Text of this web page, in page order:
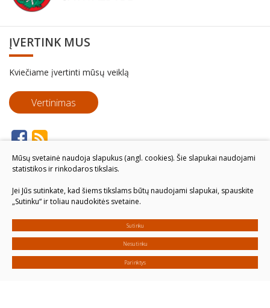
ĮVERTINK MUS
Kviečiame įvertinti mūsų veiklą
Vertinimas
Mūsų svetainė naudoja slapukus (angl. cookies). Šie slapukai naudojami
statistikos ir rinkodaros tikslais.
Jei Jūs sutinkate, kad šiems tikslams būtų naudojami slapukai, spauskite
„Sutinku“ ir toliau naudokitės svetaine.
Sutinku
Nesutinku
Parinktys